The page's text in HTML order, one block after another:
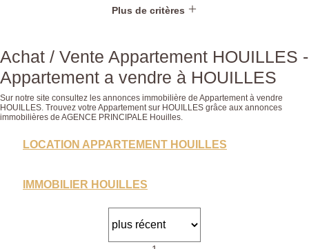
Plus de critères
Achat / Vente Appartement HOUILLES -
Appartement a vendre à HOUILLES
Sur notre site consultez les annonces immobilière de Appartement à vendre
HOUILLES. Trouvez votre Appartement sur HOUILLES grâce aux annonces
immobilières de AGENCE PRINCIPALE Houilles.
LOCATION APPARTEMENT HOUILLES
IMMOBILIER HOUILLES